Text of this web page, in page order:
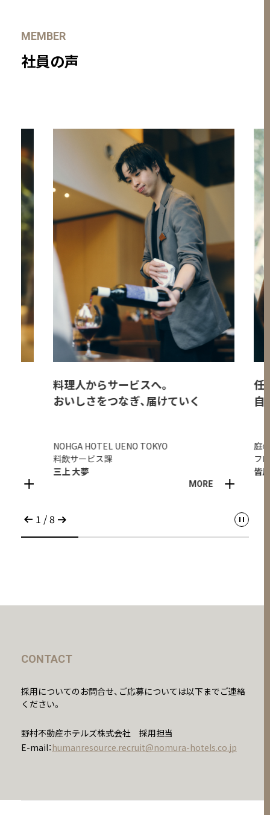
MEMBER
社員の声
料理人からサービスへ。
おいしさをつなぎ、届けていく
NOHGA HOTEL UENO TOKYO
料飲サービス課
三上 大夢
任さ
自分
庭のホテ
フロン
皆川 利仁
1 /8 一時停
CONTACT
採用についてのお問合せ、ご応募については以下までご連絡
ください。
野村不動産ホテルズ株式会社 採用担当
E-mail： humanresource.recruit@nomura-hotels.co.jp